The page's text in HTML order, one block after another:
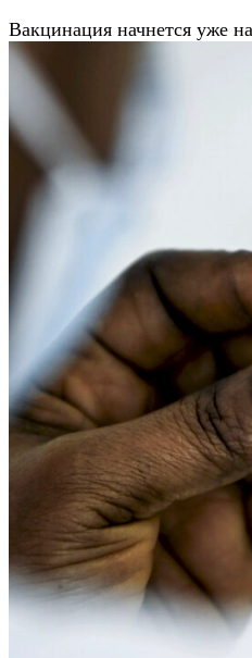
Вакцинация начнется уже